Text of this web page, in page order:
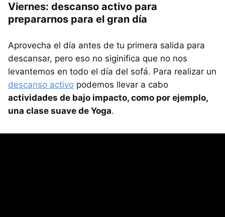
Viernes: descanso activo para
prepararnos para el gran día
Aprovecha el día antes de tu primera salida para
descansar, pero eso no siginifica que no nos
levantemos en todo el día del sofá. Para realizar un
descanso activo podemos llevar a cabo
actividades de bajo impacto, como por ejemplo,
una clase suave de Yoga.